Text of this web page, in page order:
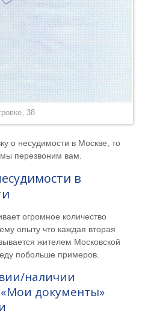
38
о несудимости в Москве, то
перезвоним вам.
в
огромное количество
опыту что каждая вторая
жителем Московской
побольше примеров.
наличии
документы»